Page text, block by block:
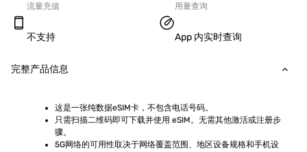
流量充值
不支持
用量查询
App 内实时查询
完整产品信息
这是一张纯数据eSIM卡，不包含电话号码。
只需扫描二维码即可下载并使用 eSIM。无需其他激活或注册步
骤。
5G网络的可用性取决于网络覆盖范围、地区设备规格和手机设